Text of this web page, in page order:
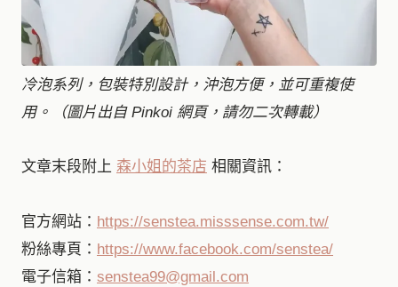
冷泡系列，包裝特別設計，沖泡方便，並可重複使
用。（圖片出自 Pinkoi 網頁，請勿二次轉載）
文章末段附上 森小姐的茶店 相關資訊：
官方網站： https://senstea.misssense.com.tw/
粉絲專頁： https://www.facebook.com/senstea/
電子信箱： senstea99@gmail.com